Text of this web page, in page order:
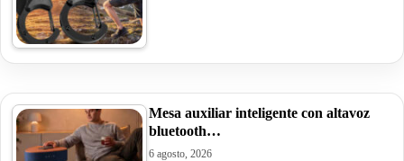
Mesa auxiliar inteligente con altavoz
bluetooth…
6 agosto, 2026